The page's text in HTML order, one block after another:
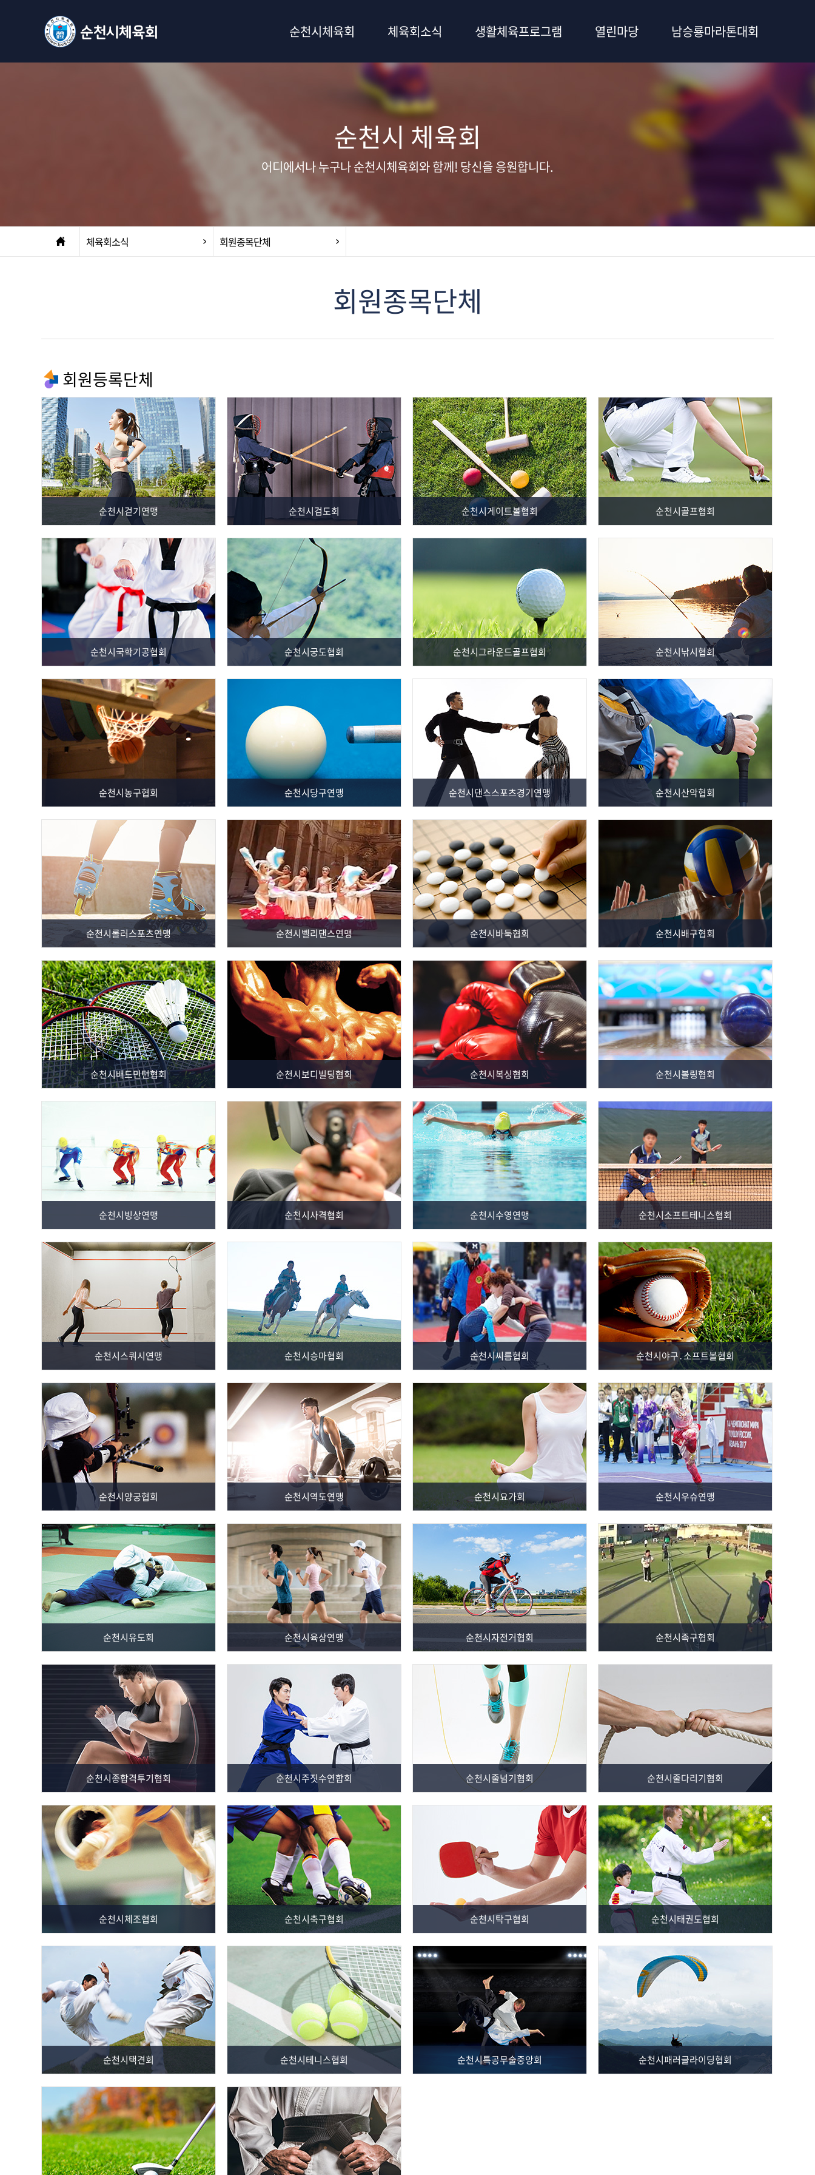
순천시체육회 체육회소식 생활체육프로그램 열린마당 남승룡마라톤대회
순천시 체육회
어디에서나 누구나 순천시체육회와 함께! 당신을 응원합니다.
체육회소식 회원종목단체
회원종목단체
회원등록단체
순천시걷기연맹 순천시검도회 순천시게이트볼협회 순천시골프협회
순천시국학기공협회 순천시궁도협회 순천시그라운드골프협회 순천시낚시협회
순천시농구협회 순천시당구연맹 순천시댄스스포츠경기연맹 순천시산악협회
순천시롤러스포츠연맹 순천시벨리댄스연맹 순천시바둑협회 순천시배구협회
순천시배드민턴협회 순천시보디빌딩협회 순천시복싱협회 순천시볼링협회
순천시빙상연맹 순천시사격협회 순천시수영연맹 순천시소프트테니스협회
순천시스쿼시연맹 순천시승마협회 순천시씨름협회 순천시야구․소프트볼협회
순천시양궁협회 순천시역도연맹 순천시요가회 순천시우슈연맹
순천시유도회 순천시육상연맹 순천시자전거협회 순천시족구협회
순천시종합격투기협회 순천시주짓수연합회 순천시줄넘기협회 순천시줄다리기협회
순천시체조협회 순천시축구협회 순천시탁구협회 순천시태권도협회
순천시택견회 순천시테니스협회 순천시특공무술중앙회 순천시패러글라이딩협회